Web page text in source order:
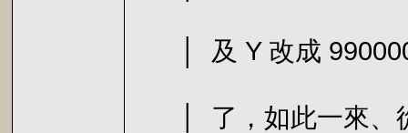
│ 及 Y 改成 990000
│ 了，如此一來、從